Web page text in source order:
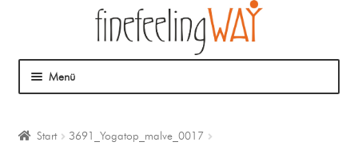
Menü
Start
3691_Yogatop_malve_0017